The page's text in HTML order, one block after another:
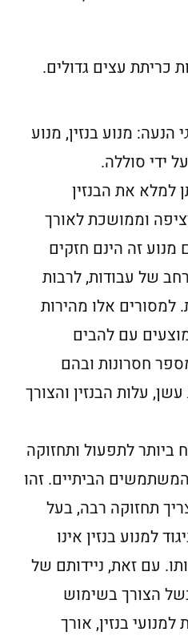
הנעה: מנוע בנזין, מנוע
ידי סוללה.
למלא את הבנזין
וממושכת לאורך
מנוע זה הינם חזקים
של עבודות, לרבות
למסורים אלו מהירות
עם להבים
חסרונות ובהם
עלות הבנזין והצורך
לתפעול ותחזוקה
הביתיים. זהו
תחזוקה רבה, בעל
למנוע בנזין אינו
עם זאת, ניידותם של
הצורך בשימוש
בנזין, אורך